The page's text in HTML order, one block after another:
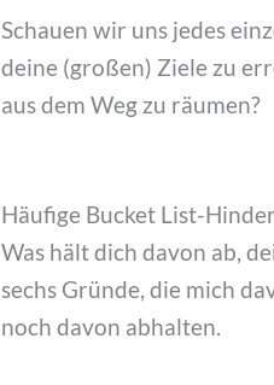
Schauen wir uns jedes
deine (großen) Ziele zu
aus dem Weg zu räumen?
Häufige Bucket List-
Was hält dich davon ab,
sechs Gründe, die mich
noch davon abhalten.